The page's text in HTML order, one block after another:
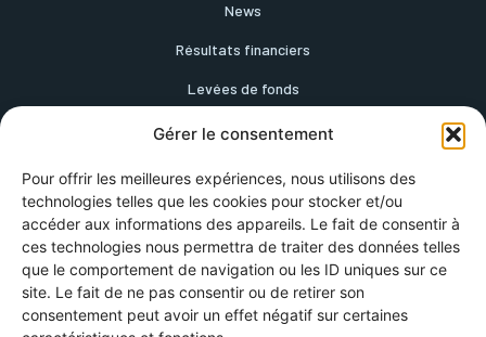
Gérer le consentement
Pour offrir les meilleures expériences, nous utilisons des
technologies telles que les cookies pour stocker et/ou
accéder aux informations des appareils. Le fait de consentir à
ces technologies nous permettra de traiter des données telles
que le comportement de navigation ou les ID uniques sur ce
site. Le fait de ne pas consentir ou de retirer son
consentement peut avoir un effet négatif sur certaines
News
Résultats financiers
Levées de fonds
Fusions
RSE
Nominations
Mentions Légales